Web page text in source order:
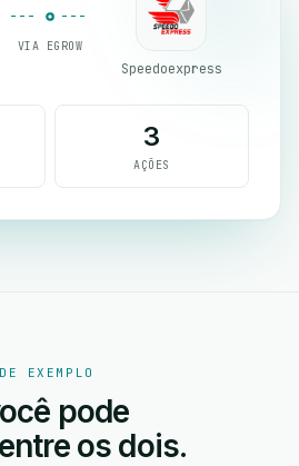
VIA EGROW
Speedoexpress
3
AÇÕES
EXEMPLO
pode
os dois.